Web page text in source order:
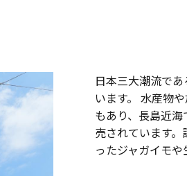
日本三大潮流で
います。 水産物
もあり、長島近
売されています
ったジャガイモ